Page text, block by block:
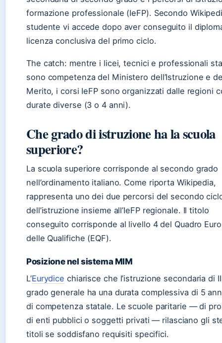
formazione professionale (IeFP). Secondo
studente vi accede dopo aver conseguito il
licenza conclusiva del primo ciclo.
The catch: mentre i licei, tecnici e professionali
sono competenza del Ministero dell’Istruzione e
Merito, i corsi IeFP sono organizzati dalle regioni
durate diverse (3 o 4 anni).
Che grado di istruzione ha la scuola
superiore?
La scuola superiore corrisponde al secondo grado
nell’ordinamento italiano. Come riporta Wikipedia,
rappresenta uno dei due percorsi del secondo
dell’istruzione insieme all’IeFP regionale. Il titolo
conseguito corrisponde al livello 4 del Quadro
delle Qualifiche (EQF).
Posizione nel sistema MIM
L’Eurydice chiarisce che l’istruzione secondaria di II
grado generale ha una durata complessiva di 5
di competenza statale. Le scuole paritarie — di
di enti pubblici o soggetti privati — rilasciano gli
titoli se soddisfano requisiti specifici.